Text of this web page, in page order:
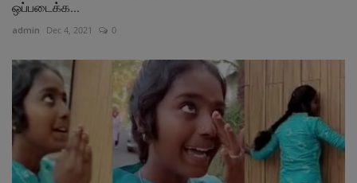
ஒப்படைக்க...
admin Dec 4, 2021 0